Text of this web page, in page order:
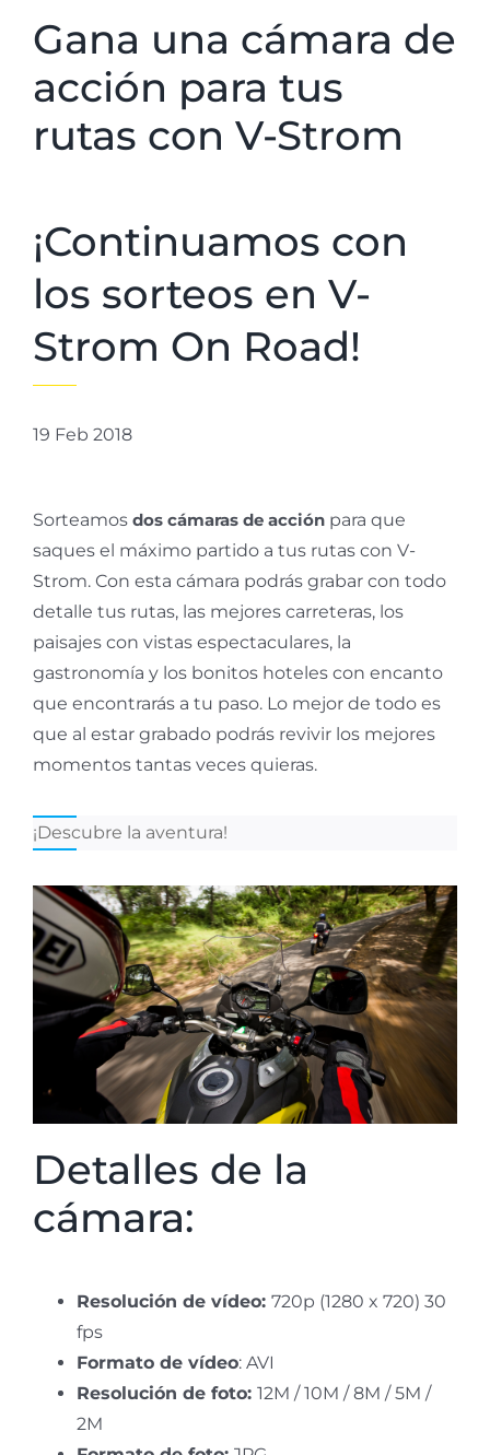
Gana una cámara de
acción para tus
rutas con V-Strom
¡Continuamos con
los sorteos en V-
Strom On Road!
19 Feb 2018
Sorteamos dos cámaras de acción para que
saques el máximo partido a tus rutas con V-
Strom. Con esta cámara podrás grabar con todo
detalle tus rutas, las mejores carreteras, los
paisajes con vistas espectaculares, la
gastronomía y los bonitos hoteles con encanto
que encontrarás a tu paso. Lo mejor de todo es
que al estar grabado podrás revivir los mejores
momentos tantas veces quieras.
¡Descubre la aventura!
Detalles de la
cámara:
Resolución de vídeo: 720p (1280 x 720) 30
fps
Formato de vídeo: AVI
Resolución de foto: 12M / 10M / 8M / 5M /
2M